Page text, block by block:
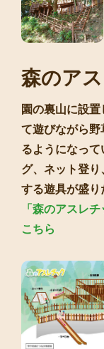
森のア
園の裏山に設
て遊びながら野
るようになっ
グ、ネット登り
する遊具が盛り
「森のアスレ
こちら